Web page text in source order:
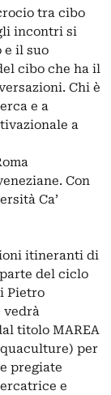
tra cibo
incontri si
e il suo
cibo che ha il
Chi è
e a
a
Con
Ca’
itineranti di
del ciclo
Pietro
vedrà
titolo MAREA
per
pregiate
e